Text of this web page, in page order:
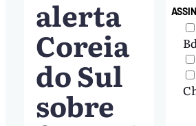
alerta
Coreia
do Sul
sobre